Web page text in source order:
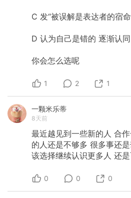
C 发“被误解是表达者的宿
D 认为自己是错的 逐渐认
你会怎么选呢
1 2 1
一颗米乐蒂
8天前
最近越见到一些新的人 合
的人还是不够多 很多事还
该选择继续认识更多人 还
0 0 0